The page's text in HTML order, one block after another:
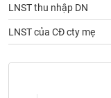
LNST thu nhập DN
LNST của CĐ cty mẹ
Thuật
ngữ